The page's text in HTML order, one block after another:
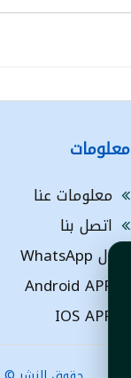
معلومات
معلومات عنا
اتصل بنا
ال WhatsApp
Android APP
IOS APP